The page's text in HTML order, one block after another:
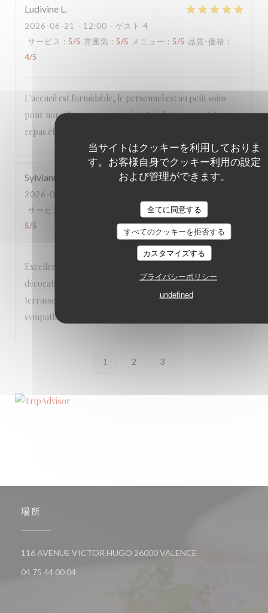
当サイトはクッキーを利用しておりま
す。お客様自身でクッキー利用の設定
および管理ができます。
全てに同意する
すべてのクッキーを拒否する
カスタマイズする
プライバシーポリシー
undefined
Ludivine L
2026-06-21 - 12:00 - ゲスト 4
サービス : 5/5 雰囲気 : 5/5 メニュー : 5/5 品質-価格 :
4/5
L'accueil est formidable, le personnel est au petit soins
pour nous. Nous avons passé un très bon moment. Le
repas était excellent. Nous reviendrons
Sylvianne
2026-06-21
サービス
メニュー: 5/5 品質-価格
5/5
Excellente table dans un lieu accueillant et chaleureux, à la
décoration soignée, que ce soit à l’intérieur ou sur la
terrasse très agréable. Le personnel est vraiment
sympathique!
1 2 3
場所
116 AVENUE VICTOR HUGO 26000 VALENCE
04 75 44 00 04